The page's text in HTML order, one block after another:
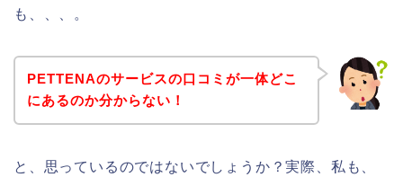
も、、、。
PETTENAのサービスの口コミが一体どこ
にあるのか分からない！
と、思っているのではないでしょうか？実際、私も、